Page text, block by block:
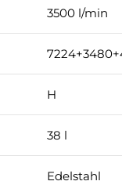
3500 l/min
H
38 l
Edelstahl